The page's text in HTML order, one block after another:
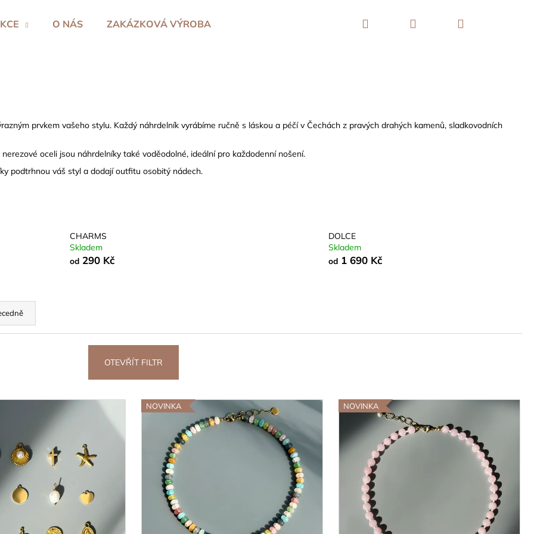
O NÁS ZAKÁZKOVÁ VÝROBA Přihlášení
prvkem vašeho stylu. Každý náhrdelník vyrábíme ručně s láskou a péčí v Čechách z pravých drahých kamenů, sladkovodních
oceli jsou náhrdelníky také voděodolné, ideální pro každodenní nošení.
podtrhnou váš styl a dodají outfitu osobitý nádech.
CHARMS
Skladem
od290 Kč
DOLCE
Skladem
od 1 690 Kč
OTEVŘÍT FILTR
NOVINKA NOVINKA
Doporučujeme